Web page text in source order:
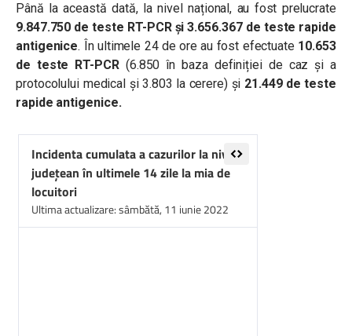
Până la această dată, la nivel național, au fost prelucrate
9.847.750 de teste RT-PCR și 3.656.367 de teste rapide
antigenice. În ultimele 24 de ore au fost efectuate 10.653
de teste RT-PCR(6.850 în baza definiției de caz și a
protocolului medical și 3.803 la cerere) și 21.449 de teste
rapide antigenice.